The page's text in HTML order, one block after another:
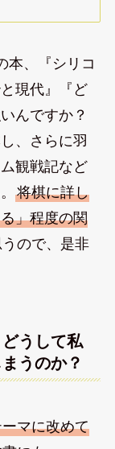
本、『シリコ
現代』『ど
んですか？
、さらに羽
観戦記など
将棋に詳し
」程度の関
ので、是非
うして私
うのか？
マに改めて